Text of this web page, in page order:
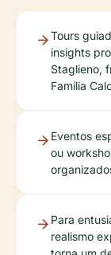
Tours
insights
Staglieno,
Família
Eventos
ou
Para
realismo